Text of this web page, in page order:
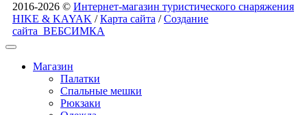
2016-2026 © Интернет-магазин туристического снаряжения
HIKE & KAYAK /Карта сайта /Создание
сайта ВЕБСИМКА
Магазин
Палатки
Спальные мешки
Рюкзаки